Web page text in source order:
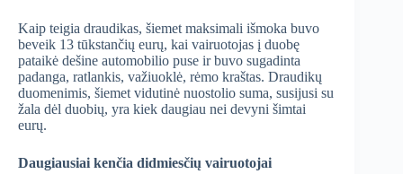
Kaip teigia draudikas, šiemet maksimali išmoka buvo
beveik 13 tūkstančių eurų, kai vairuotojas į duobę
pataikė dešine automobilio puse ir buvo sugadinta
padanga, ratlankis, važiuoklė, rėmo kraštas. Draudikų
duomenimis, šiemet vidutinė nuostolio suma, susijusi su
žala dėl duobių, yra kiek daugiau nei devyni šimtai
eurų.
Daugiausiai kenčia didmiesčių vairuotojai